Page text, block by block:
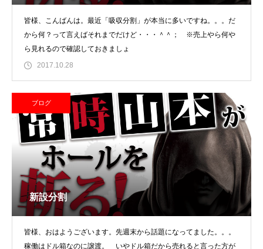
皆様、こんばんは。最近「吸収分割」が本当に多いですね。。。だ
から何？って言えばそれまでだけど・・・＾＾； ※売上やら何や
ら見れるので確認しておきましょ
2017.10.28
ブログ
新設分割
皆様、おはようございます。先週末から話題になってました。。。
稼働はドル箱なのに譲渡。 いやドル箱だから売れると言った方が